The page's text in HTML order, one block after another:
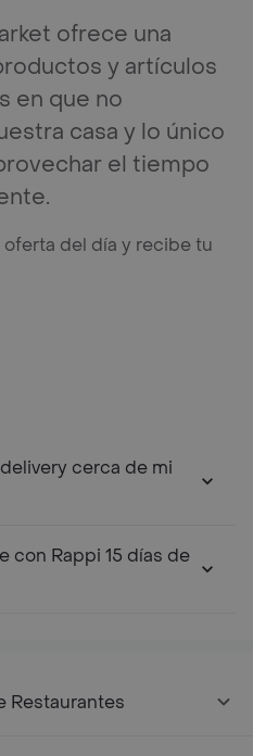
ofrece una
y artículos
en que no
casa y lo único
el tiempo
del día y recibe tu
cerca de mi
con Rappi 15 días de
Restaurantes